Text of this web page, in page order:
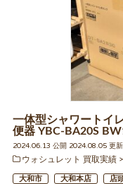
一体型シャワートイ
便器 YBC-BA20S
2024.06.13 公開 2024.08.05 更新
ウォシュレット 買取実績
大和市 大和本店 店